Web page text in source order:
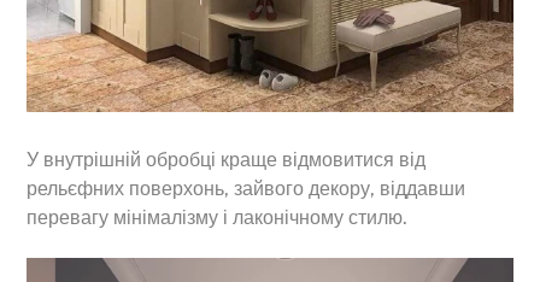
У внутрішній обробці краще відмовитися від
рельєфних поверхонь, зайвого декору, віддавши
перевагу мінімалізму і лаконічному стилю.